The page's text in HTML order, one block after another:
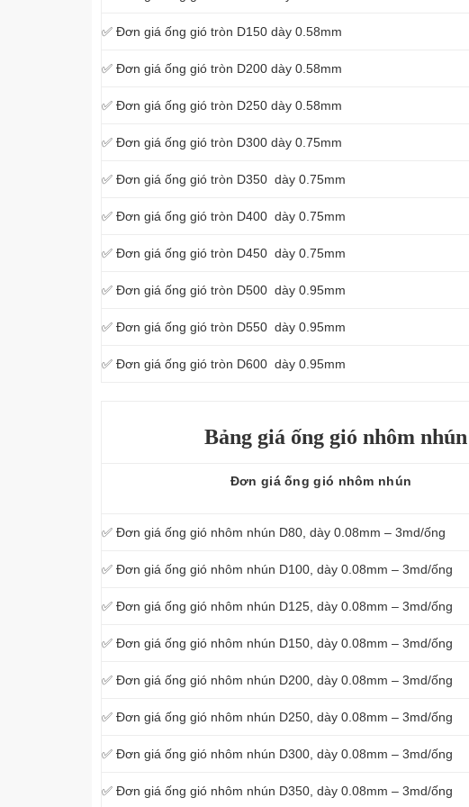
✅ Đơn giá ống gió tròn D150 dày 0.58mm
✅ Đơn giá ống gió tròn D200 dày 0.58mm
✅ Đơn giá ống gió tròn D250 dày 0.58mm
✅ Đơn giá ống gió tròn D300 dày 0.75mm
✅ Đơn giá ống gió tròn D350 dày 0.75mm
✅ Đơn giá ống gió tròn D400 dày 0.75mm
✅ Đơn giá ống gió tròn D450 dày 0.75mm
✅ Đơn giá ống gió tròn D500 dày 0.95mm
✅ Đơn giá ống gió tròn D550 dày 0.95mm
✅ Đơn giá ống gió tròn D600 dày 0.95mm
Bảng giá ống gió nhôm
Đơn giá ống gió nhôm nhún
✅ Đơn giá ống gió nhôm nhún D80, dày 0.08mm – 3md/ống
✅ Đơn giá ống gió nhôm nhún D100, dày 0.08mm – 3md/ống
✅ Đơn giá ống gió nhôm nhún D125, dày 0.08mm – 3md/ống
✅ Đơn giá ống gió nhôm nhún D150, dày 0.08mm – 3md/ống
✅ Đơn giá ống gió nhôm nhún D200, dày 0.08mm – 3md/ống
✅ Đơn giá ống gió nhôm nhún D250, dày 0.08mm – 3md/ống
✅ Đơn giá ống gió nhôm nhún D300, dày 0.08mm – 3md/ống
✅ Đơn giá ống gió nhôm nhún D350, dày 0.08mm – 3md/ống